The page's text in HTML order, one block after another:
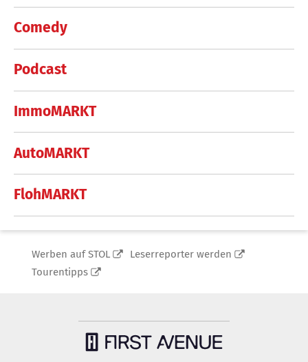
Comedy
Podcast
ImmoMARKT
AutoMARKT
FlohMARKT
Werben auf STOL
Leserreporter werden
Tourentipps